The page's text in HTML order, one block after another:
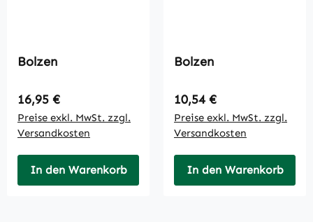
Bolzen
Regulärer Preis:
16,95 €
Preise exkl. MwSt. zzgl.
Versandkosten
In den Warenkorb
Bolzen
Regulärer Preis:
10,54 €
Preise exkl. MwSt. zzgl.
Versandkosten
In den Warenkorb